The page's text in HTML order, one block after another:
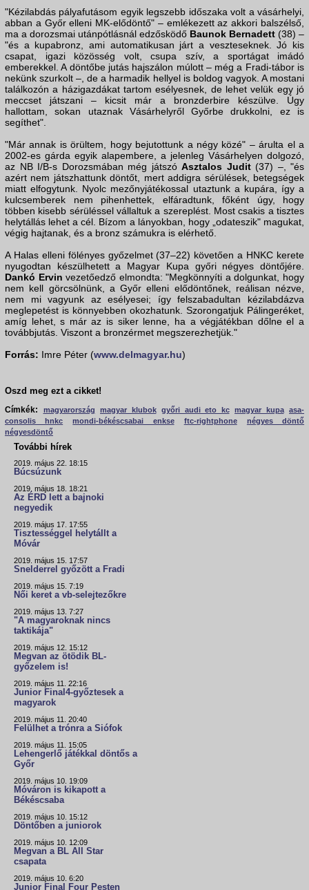
"Kézilabdás pályafutásom egyik legszebb időszaka volt a vásárhelyi,
abban a Győr elleni MK-elődöntő" – emlékezett az akkori balszélső,
ma a dorozsmai utánpótlásnál edzősködő Baunok Bernadett (38) –
"és a kupabronz, ami automatikusan járt a veszteseknek. Jó kis
csapat, igazi közösség volt, csupa szív, a sportágat imádó
emberekkel. A döntőbe jutás hajszálon múlott – még a Fradi-tábor is
nekünk szurkolt –, de a harmadik hellyel is boldog vagyok. A mostani
találkozón a házigazdákat tartom esélyesnek, de lehet velük egy jó
meccset játszani – kicsit már a bronzderbire készülve. Úgy
hallottam, sokan utaznak Vásárhelyről Győrbe drukkolni, ez is
segíthet".
"Már annak is örültem, hogy bejutottunk a négy közé" – árulta el a
2002-es gárda egyik alapembere, a jelenleg Vásárhelyen dolgozó,
az NB I/B-s Dorozsmában még játszó Asztalos Judit(37) –, "és
azért nem játszhattunk döntőt, mert addigra sérülések, betegségek
miatt elfogytunk. Nyolc mezőnyjátékossal utaztunk a kupára, így a
kulcsemberek nem pihenhettek, elfáradtunk, főként úgy, hogy
többen kisebb sérüléssel vállaltuk a szereplést. Most csakis a tisztes
helytállás lehet a cél. Bízom a lányokban, hogy „odateszik" magukat,
végig hajtanak, és a bronz számukra is elérhető.
A Halas elleni fölényes győzelmet (37–22) követően a HNKC kerete
nyugodtan készülhetett a Magyar Kupa győri négyes döntőjére.
Dankó Ervin vezetőedző elmondta: "Megkönnyíti a dolgunkat, hogy
nem kell görcsölnünk, a Győr elleni elődöntőnek, reálisan nézve,
nem mi vagyunk az esélyesei; így felszabadultan kézilabdázva
meglepetést is könnyebben okozhatunk. Szorongatjuk Pálingeréket,
amíg lehet, s már az is siker lenne, ha a végjátékban dőlne el a
továbbjutás. Viszont a bronzérmet megszerezhetjük."
Forrás: Imre Péter (www.delmagyar.hu)
Oszd meg ezt a cikket!
Címkék:
magyarország magyar klubok győri audi eto kc magyar kupa
asa-
consolis hnkc
mondi-békéscsabai enkse ftc-rightphone
négyes döntő
négyesdöntő
További hírek
2019. május 22. 18:15
Búcsúzunk
2019. május 18. 18:21
Az ÉRD lett a bajnoki
negyedik
2019. május 17. 17:55
Tisztességgel helytállt a
Móvár
2019. május 15. 17:57
Snelderrel győzött a Fradi
2019. május 15. 7:19
Női keret a vb-selejtezőkre
2019. május 13. 7:27
"A magyaroknak nincs
taktikája"
2019. május 12. 15:12
Megvan az ötödik BL-
győzelem is!
2019. május 11. 22:16
Junior Final4-győztesek a
magyarok
2019. május 11. 20:40
Felülhet a trónra a Siófok
2019. május 11. 15:05
Lehengerlő játékkal döntős a
Győr
2019. május 10. 19:09
Móváron is kikapott a
Békéscsaba
2019. május 10. 15:12
Döntőben a juniorok
2019. május 10. 12:09
Megvan a BL All Star
csapata
2019. május 10. 6:20
Junior Final Four Pesten